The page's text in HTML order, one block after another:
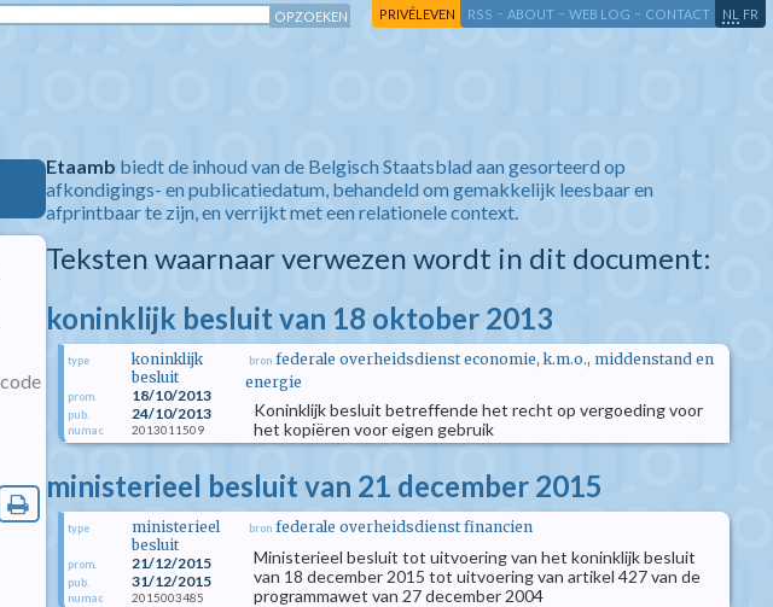
PRIVÉLEVEN RSS - ABOUT - WEB LOG - CONTACT NL FR
Etaamb biedt de inhoud van de Belgisch Staatsblad aan gesorteerd op
afkondigings- en publicatiedatum, behandeld om gemakkelijk leesbaar en
afprintbaar te zijn, en verrijkt met een relationele context.
Teksten waarnaar verwezen wordt in dit document:
koninklijk besluit van 18 oktober 2013
type
koninklijk
besluit
prom. 18/10/2013
pub. 24/10/2013
numac 2013011509
bron federale overheidsdienst economie, k.m.o., middenstand en
energie
Koninklijk besluit betreffende het recht op vergoeding voor
het kopiëren voor eigen gebruik
ministerieel besluit van 21 december 2015
type
ministerieel
besluit
prom. 21/12/2015
pub. 31/12/2015
numac 2015003485
bron federale overheidsdienst financien
Ministerieel besluit tot uitvoering van het koninklijk besluit
van 18 december 2015 tot uitvoering van artikel 427 van de
programmawet van 27 december 2004